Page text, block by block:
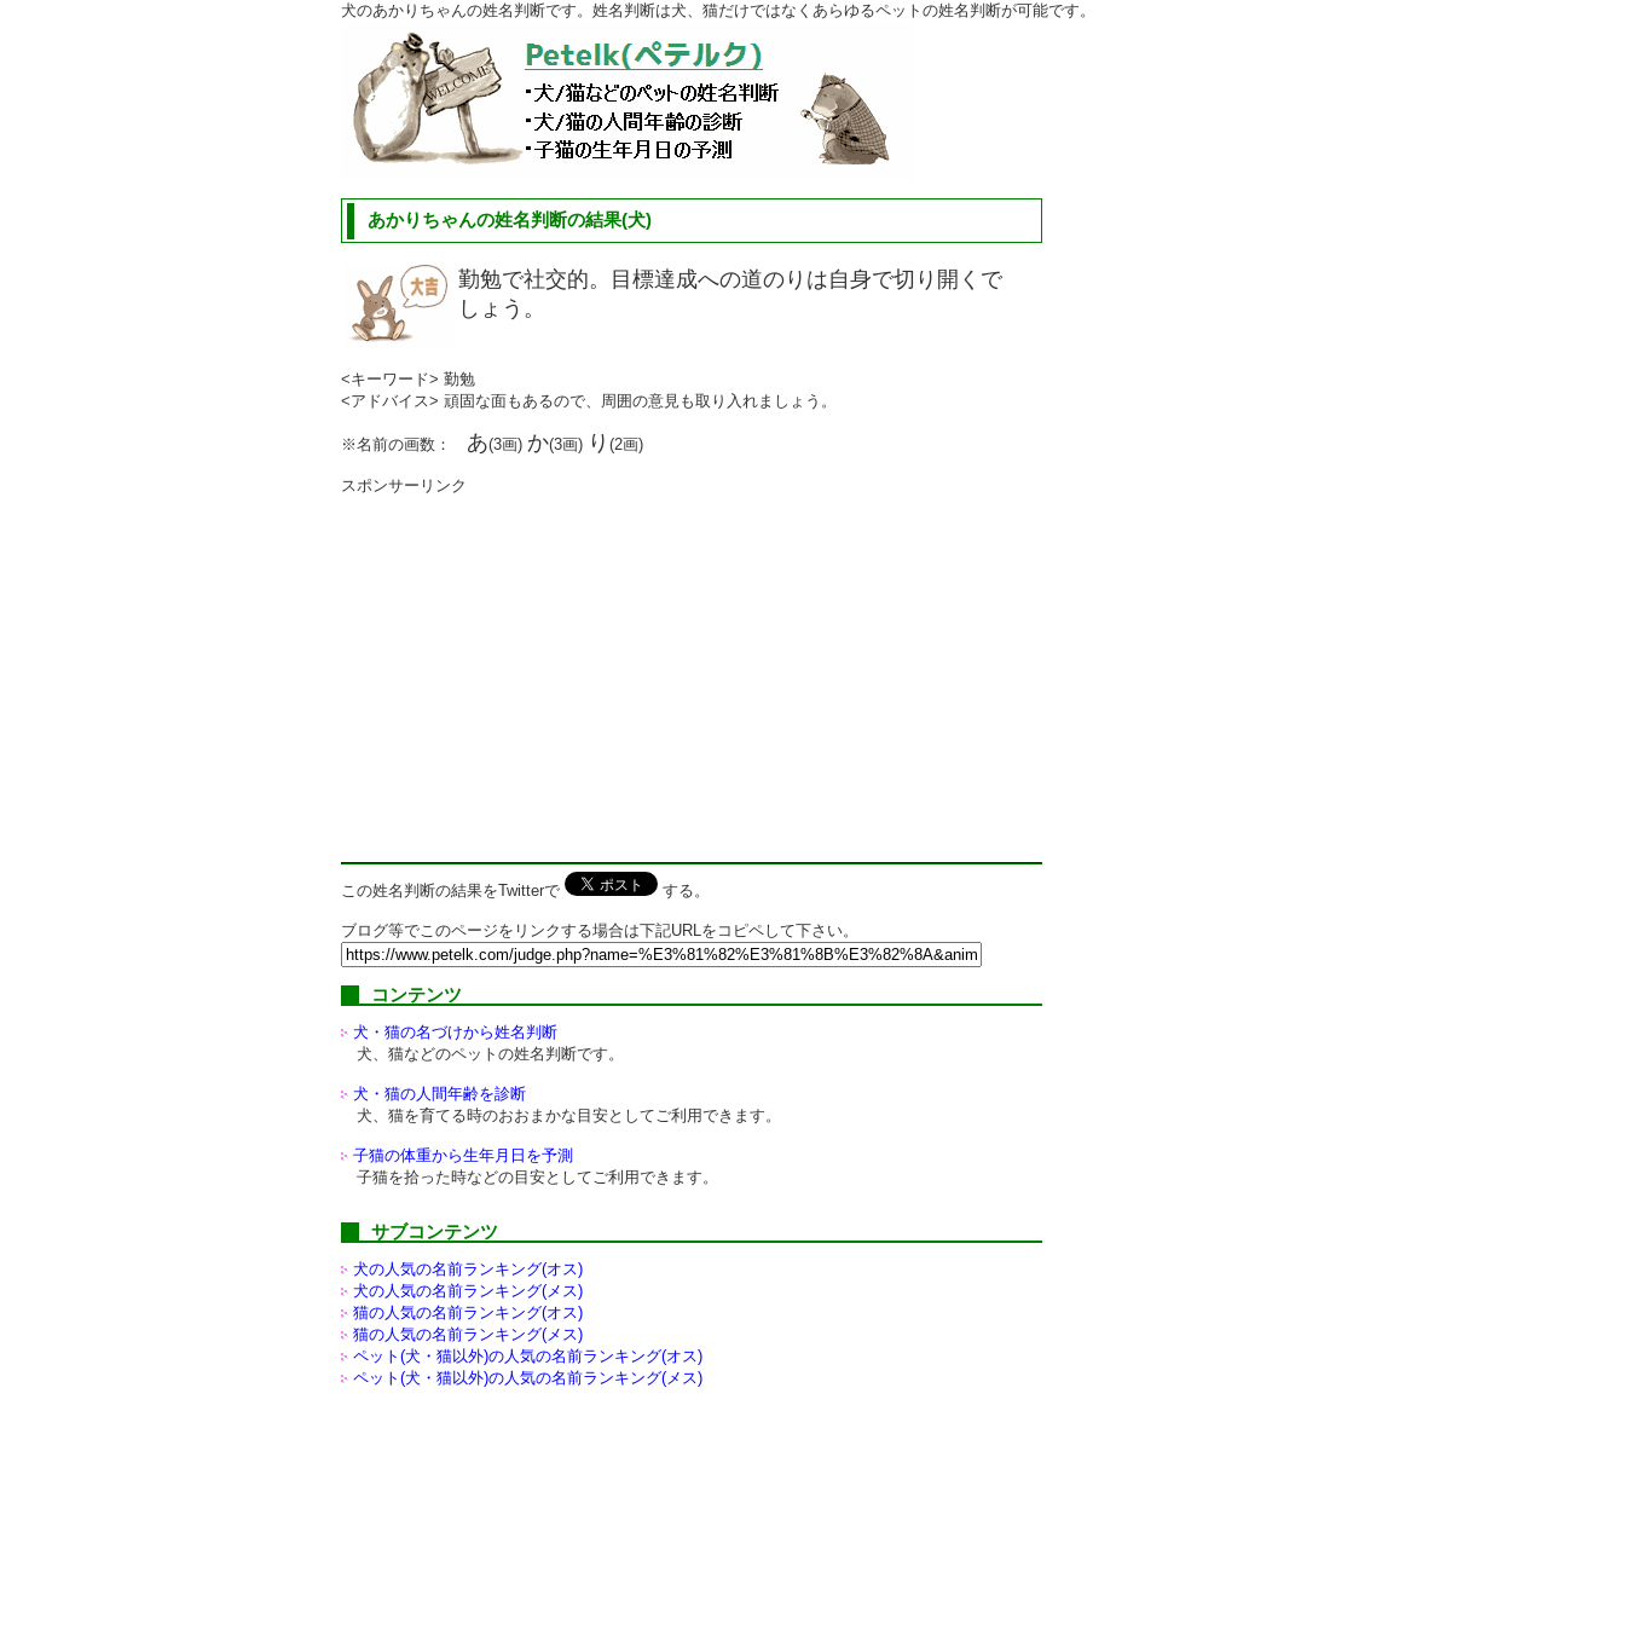
犬のあかりちゃんの姓名判断です。姓名判断は犬、猫だけではなくあらゆるペットの姓名判断が可能です。
あかりちゃんの姓名判断の結果(犬)
勤勉で社交的。目標達成への道のりは自身で切り開くで
しょう。
<キーワード> 勤勉
<アドバイス> 頑固な面もあるので、周囲の意見も取り入れましょう。
※名前の画数： あ(3画) か(3画) り (2画)
スポンサーリンク
この姓名判断の結果をTwitterで する。
ブログ等でこのページをリンクする場合は下記URLをコピペして下さい。
コンテンツ
犬・猫の名づけから姓名判断
犬、猫などのペットの姓名判断です。
犬・猫の人間年齢を診断
犬、猫を育てる時のおおまかな目安としてご利用できます。
子猫の体重から生年月日を予測
子猫を拾った時などの目安としてご利用できます。
サブコンテンツ
犬の人気の名前ランキング(オス)
犬の人気の名前ランキング(メス)
猫の人気の名前ランキング(オス)
猫の人気の名前ランキング(メス)
ペット(犬・猫以外)の人気の名前ランキング(オス)
ペット(犬・猫以外)の人気の名前ランキング(メス)